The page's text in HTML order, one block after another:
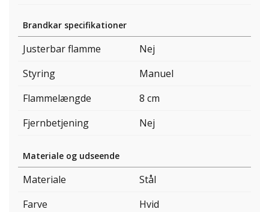
Brandkar specifikationer
Justerbar flamme
Nej
Styring
Manuel
Flammelængde
8 cm
Fjernbetjening
Nej
Materiale og udseende
Materiale
Stål
Farve
Hvid